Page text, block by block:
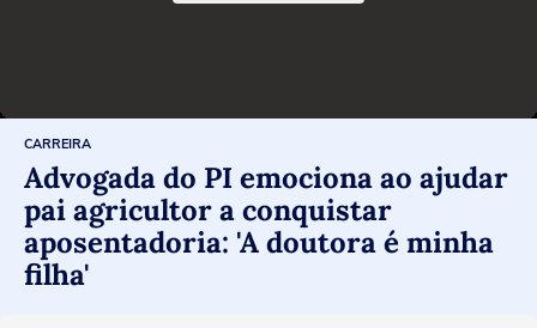
CARREIRA
Advogada do PI emociona ao ajudar
pai agricultor a conquistar
aposentadoria: 'A doutora é minha
filha'